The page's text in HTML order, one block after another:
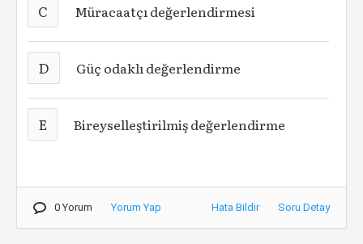
C Müracaatçı değerlendirmesi
D Güç odaklı değerlendirme
E Bireyselleştirilmiş değerlendirme
0 Yorum Yorum Yap Hata Bildir Soru Detay